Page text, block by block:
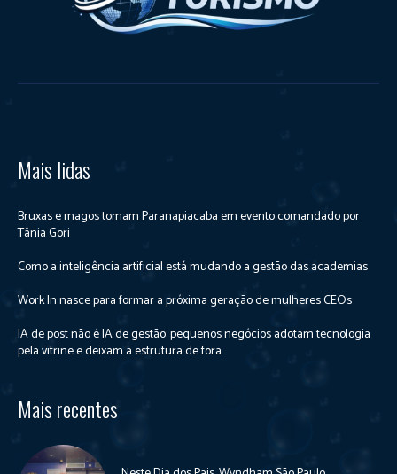
Mais lidas
Bruxas e magos tomam Paranapiacaba em evento comandado por
Tânia Gori
Como a inteligência artificial está mudando a gestão das academias
Work In nasce para formar a próxima geração de mulheres CEOs
IA de post não é IA de gestão: pequenos negócios adotam tecnologia
pela vitrine e deixam a estrutura de fora
Mais recentes